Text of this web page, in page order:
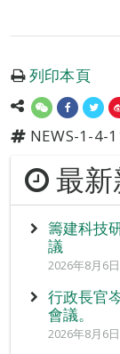
列印本頁
NEWS-1-4-
最
籌建科技
議
2026年8月6
行政長官
會議。
2026年8月6